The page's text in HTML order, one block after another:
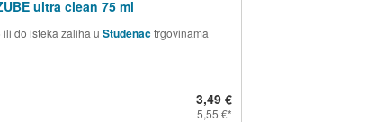
ultra clean 75 ml
do isteka zaliha u Studenactrgovinama
3,49 €
5,55 €